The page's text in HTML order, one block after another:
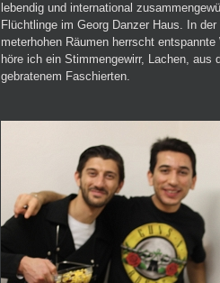
lebendig und international
Flüchtlinge im Georg Danzer Haus. In
meterhohen Räumen herrscht
höre ich ein Stimmengewirr, Lachen, aus
gebratenem Faschierten.